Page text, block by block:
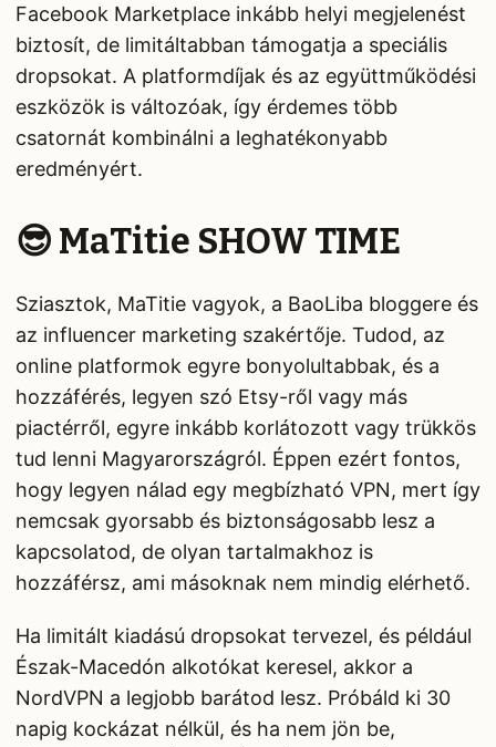
Facebook Marketplace inkább helyi megjelenést
biztosít, de limitáltabban támogatja a speciális
dropsokat. A platformdíjak és az együttműködési
eszközök is változóak, így érdemes több
csatornát kombinálni a leghatékonyabb
eredményért.
😎 MaTitie SHOW TIME
Sziasztok, MaTitie vagyok, a BaoLiba bloggere és
az influencer marketing szakértője. Tudod, az
online platformok egyre bonyolultabbak, és a
hozzáférés, legyen szó Etsy-ről vagy más
piactérről, egyre inkább korlátozott vagy trükkös
tud lenni Magyarországról. Éppen ezért fontos,
hogy legyen nálad egy megbízható VPN, mert így
nemcsak gyorsabb és biztonságosabb lesz a
kapcsolatod, de olyan tartalmakhoz is
hozzáférsz, ami másoknak nem mindig elérhető.
Ha limitált kiadású dropsokat tervezel, és például
Észak-Macedón alkotókat keresel, akkor a
NordVPN a legjobb barátod lesz. Próbáld ki 30
napig kockázat nélkül, és ha nem jön be,